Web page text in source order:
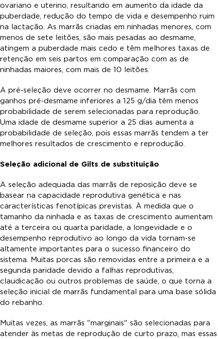
ovariano e uterino, resultando em aumento da idade da
puberdade, redução do tempo de vida e desempenho ruim
na lactação. As marrãs criadas em ninhadas menores, com
menos de sete leitões, são mais pesadas ao desmame,
atingem a puberdade mais cedo e têm melhores taxas de
retenção em seis partos em comparação com as de
ninhadas maiores, com mais de 10 leitões.
A pré-seleção deve ocorrer no desmame. Marrãs com
ganhos pré-desmame inferiores a 125 g/dia têm menos
probabilidade de serem selecionadas para reprodução.
Uma idade de desmame superior a 25 dias aumenta a
probabilidade de seleção, pois essas marrãs tendem a ter
melhores resultados de crescimento e reprodução.
Seleção adicional de Gilts de substituição
A seleção adequada das marrãs de reposição deve se
basear na capacidade reprodutiva genética e nas
características fenotípicas previstas. À medida que o
tamanho da ninhada e as taxas de crescimento aumentam
até a terceira ou quarta paridade, a longevidade e o
desempenho reprodutivo ao longo da vida tornam-se
altamente importantes para o sucesso financeiro do
sistema. Muitas porcas são removidas entre a primeira e a
segunda paridade devido a falhas reprodutivas,
claudicação ou outros problemas de saúde, o que torna a
seleção inicial de marrãs fundamental para uma base sólida
do rebanho.
Muitas vezes, as marrãs "marginais" são selecionadas para
atender às metas de reprodução de curto prazo, mas essas